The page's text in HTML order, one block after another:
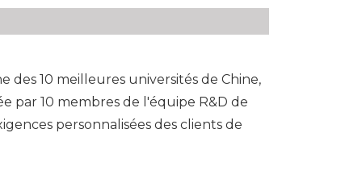
des 10 meilleures universités de Chine,
par 10 membres de l'équipe R&D de
personnalisées des clients de